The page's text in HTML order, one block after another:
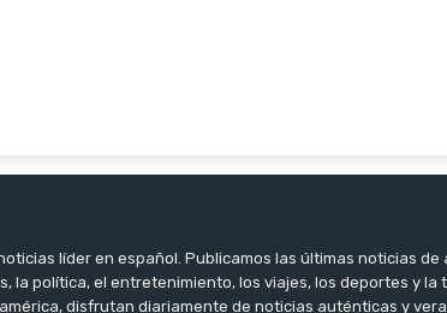
líder en español. Publicamos las últimas noticias
la política, el entretenimiento, los viajes, los deportes y
disfrutan diariamente de noticias auténticas y